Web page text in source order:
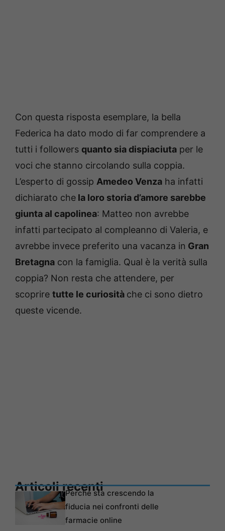
Con questa risposta esemplare, la bella
Federica ha dato modo di far comprendere a
tutti i followers quanto sia dispiaciuta per le
voci che stanno circolando sulla coppia.
L’esperto di gossip Amedeo Venza ha infatti
dichiarato che la loro storia d’amore sarebbe
giunta al capolinea: Matteo non avrebbe
infatti partecipato al compleanno di Valeria, e
avrebbe invece preferito una vacanza in Gran
Bretagna con la famiglia. Qual è la verità sulla
coppia? Non resta che attendere, per
scoprire tutte le curiosità che ci sono dietro
queste vicende.
Articoli recentiPerché sta crescendo la
fiducia nei confronti delle
farmacie online